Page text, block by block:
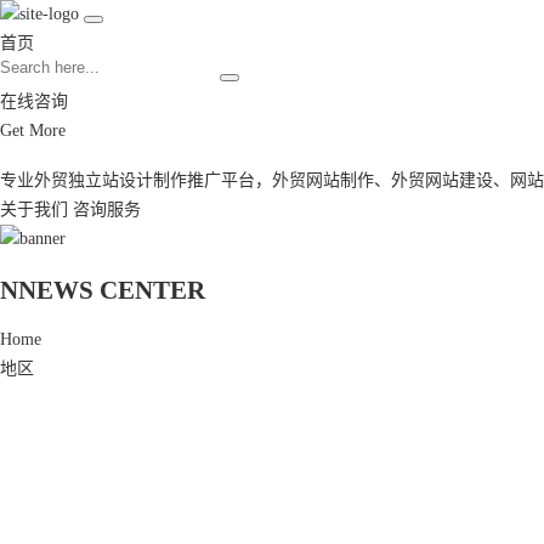
首页
在线咨询
Get More
专业外贸独立站设计制作推广平台， 外贸网站制作、 外贸网站建设、 网
关于我们
咨询服务
NNEWS CENTER
Home
地区